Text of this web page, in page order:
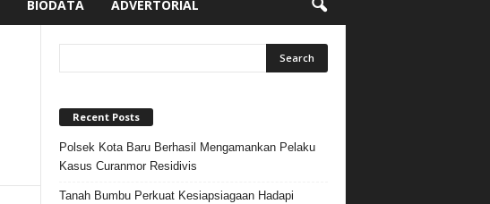
BIODATA ADVERTORIAL
Recent Posts
Polsek Kota Baru Berhasil Mengamankan Pelaku
Kasus Curanmor Residivis
Tanah Bumbu Perkuat Kesiapsiagaan Hadapi